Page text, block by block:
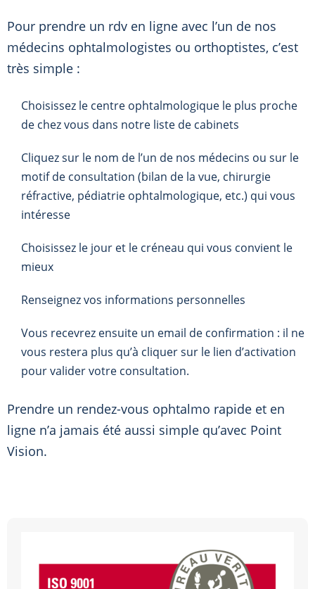
Pour prendre un rdv en ligne avec l’un de nos
médecins ophtalmologistes ou orthoptistes, c’est
très simple :
Choisissez le centre ophtalmologique le plus proche
de chez vous dans notre liste de cabinets
Cliquez sur le nom de l’un de nos médecins ou sur le
motif de consultation (bilan de la vue, chirurgie
réfractive, pédiatrie ophtalmologique, etc.) qui vous
intéresse
Choisissez le jour et le créneau qui vous convient le
mieux
Renseignez vos informations personnelles
Vous recevrez ensuite un email de confirmation : il ne
vous restera plus qu’à cliquer sur le lien d’activation
pour valider votre consultation.
Prendre un rendez-vous ophtalmo rapide et en
ligne n’a jamais été aussi simple qu’avec Point
Vision.